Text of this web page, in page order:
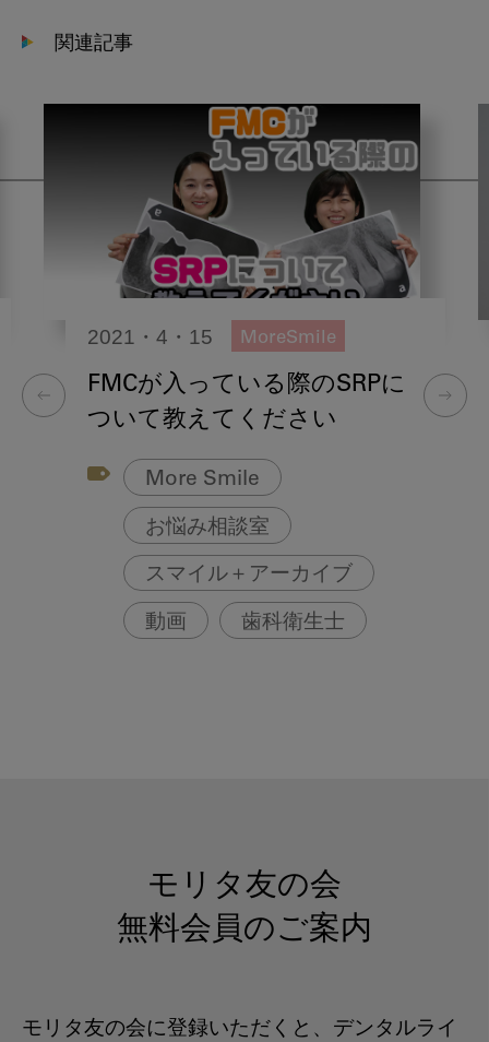
関連記事
2021・4・15 MoreSmile
FMCが入っている際のSRPに
ついて教えてください
More Smile
お悩み相談室
スマイル＋アーカイブ
動画 歯科衛生士
モリタ友の会
無料会員のご案内
モリタ友の会に登録いただくと、デンタルライ